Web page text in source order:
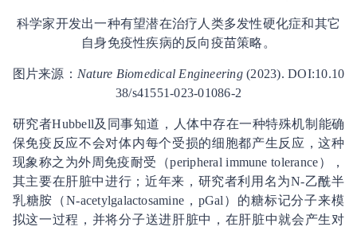
科学家开发出一种有望潜在治疗人类多发性硬化症和其它
自身免疫性疾病的反向疫苗策略。
图片来源： Nature Biomedical Engineering(2023). DOI:10.10
38/s41551-023-01086-2
研究者Hubbell及同事知道，人体中存在一种特殊机制能确
保免疫反应不会对体内每个受损的细胞都产生反应，这种
现象称之为外周免疫耐受（peripheral immune tolerance），
其主要在肝脏中进行；近年来，研究者利用名为N-乙酰半
乳糖胺（N-acetylgalactosamine，pGal）的糖标记分子来模
拟这一过程，并将分子送进肝脏中，在肝脏中就会产生对